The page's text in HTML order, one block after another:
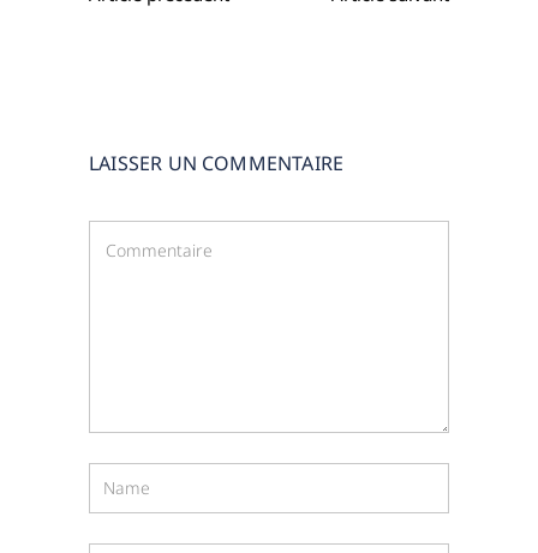
LAISSER UN COMMENTAIRE